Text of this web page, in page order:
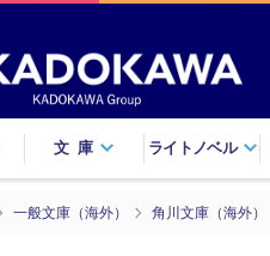
文庫 ライトノベル
一般文庫（海外） 角川文庫（海外）